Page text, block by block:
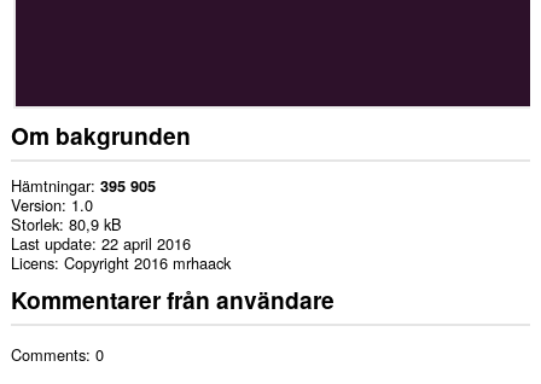
Om bakgrunden
Hämtningar 395 905
Version 1.0
Storlek 80,9 kB
Last update 22 april 2016
Licens Copyright 2016 mrhaack
Kommentarer från användare
Comments: 0